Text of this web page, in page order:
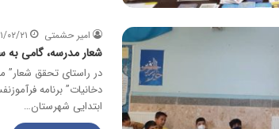
امیر حشمتی ۱۴۰۱/
شعار مدرسه، گامی
در راستای تحقق
دخانیات” برنامه
ابتدایی شهرستان…